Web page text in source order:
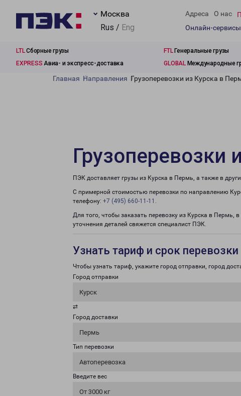
Москва
Rus / Eng
Адреса О нас
Онлайн-сервисы
LTLСборные грузы FTLГенеральные грузы
EXPRESS Авиа- и экспресс-доставка GLOBALМеждународные
Главная Направления Грузоперевозки из Курска в
Грузоперевозки
ПЭК доставляет грузы из Курска в Пермь, а также в
С примерной стоимостью перевозки по направлению
телефону: +7 (495) 660-11-11 .
Для того, чтобы заказать перевозку из Курска в Пермь,
уточнения деталей свяжется специалист ПЭК.
Узнать тариф и срок перевозки
Чтобы узнать тариф, укажите город отправки, город
Город отправки
Курск
⇄
Город доставки
Пермь
Тип перевозки
Автоперевозка
Введите вес
От 3000 кг